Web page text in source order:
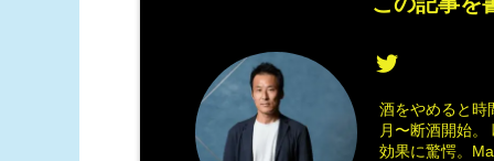
酒をやめると時
月〜断酒開始
効果に驚愕。